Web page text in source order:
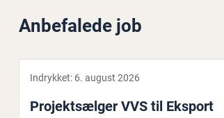
Anbefalede job
Indrykket: 6. august 2026
Pro­jekt­sæl­ger VVS til Eksport